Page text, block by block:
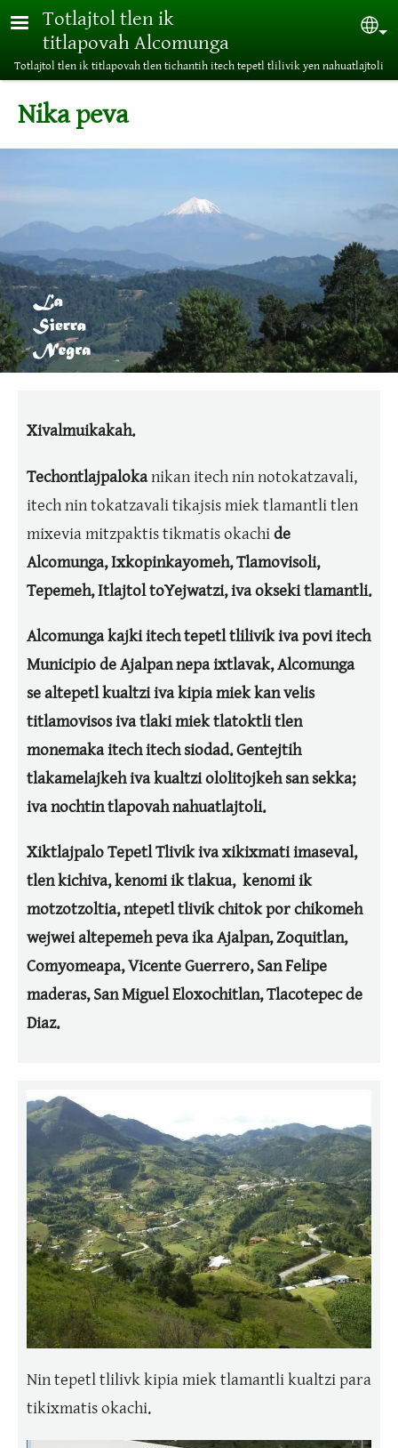
Pasar al contenido principal
Totlajtol tlen ik
titlapovah Alcomunga
Totlajtol tlen ik titlapovah tlen tichantih itech tepetl tlilivik yen nahuatlajtoli
Nika peva
Xivalmuikakah.
Techontlajpalokanikan itech nin notokatzavali,
itech nin tokatzavali tikajsis miek tlamantli tlen
mixevia mitzpaktis tikmatis okachide
Alcomunga, Ixkopinkayomeh,Tlamovisoli,
Tepemeh,Itlajtol toYejwatzi,iva okseki tlamantli.
Alcomunga kajki itech tepetl tlilivik iva povi itech
Municipio de Ajalpan nepa ixtlavak, Alcomunga
se altepetl kualtzi iva kipia miek kan velis
titlamovisos iva tlaki miek tlatoktli tlen
monemaka itech itech siodad. Gentejtih
tlakamelajkeh iva kualtzi ololitojkeh san sekka;
iva nochtin tlapovah nahuatlajtoli.
Xiktlajpalo Tepetl Tlivik iva xikixmatiimaseval,
tlen kichiva, kenomi ik tlakua, kenomi ik
motzotzoltia, ntepetl tlivik chitok por chikomeh
wejwei altepemeh peva ika Ajalpan, Zoquitlan,
Comyomeapa, Vicente Guerrero, San Felipe
maderas, San Miguel Eloxochitlan, Tlacotepec de
Diaz.
Nin tepetl tlilivk kipia miek tlamantli kualtzi para
tikixmatis okachi.